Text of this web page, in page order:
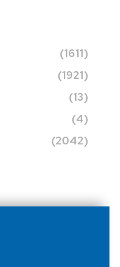
(1611)
(1921)
(13)
(4)
(2042)